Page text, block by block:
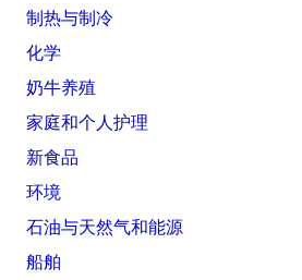
制热与制冷
化学
奶牛养殖
家庭和个人护理
新食品
环境
石油与天然气和能源
船舶